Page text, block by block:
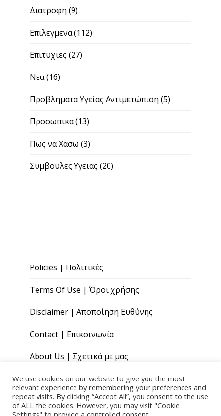
Διατροφη (9)
Επιλεγμενα(112)
Επιτυχιες (27)
Νεα(16)
Προβληματα Υγείας Αντιμετώπιση (5)
Προσωπικα(13)
Πως να Χασω (3)
Συμβουλες Υγειας (20)
Policies | Πολιτικές
Terms Of Use | Όροι χρήσης
Disclaimer | Αποποίηση Ευθύνης
Contact | Επικοινωνία
About Us | Σχετικά με μας
We use cookies on our website to give you the most
relevant experience by remembering your preferences and
repeat visits. By clicking “Accept All”, you consent to the use
of ALL the cookies. However, you may visit "Cookie
Settings" to provide a controlled consent.